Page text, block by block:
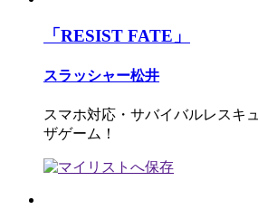
「RESIST FATE」
スラッシャー松井
スマホ対応・サバイバルレスキ
ザゲーム！